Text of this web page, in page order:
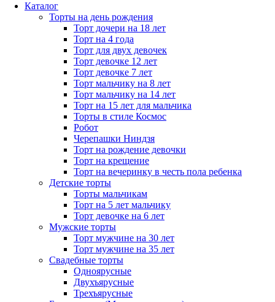
Каталог
Торты на день рождения
Торт дочери на 18 лет
Торт на 4 года
Торт для двух девочек
Торт девочке 12 лет
Торт девочке 7 лет
Торт мальчику на 8 лет
Торт мальчику на 14 лет
Торт на 15 лет для мальчика
Торты в стиле Космос
Робот
Черепашки Ниндзя
Торт на рождение девочки
Торт на крещение
Торт на вечеринку в честь пола ребенка
Детские торты
Торты мальчикам
Торт на 5 лет мальчику
Торт девочке на 6 лет
Мужские торты
Торт мужчине на 30 лет
Торт мужчине на 35 лет
Свадебные торты
Одноярусные
Двухъярусные
Трехъярусные